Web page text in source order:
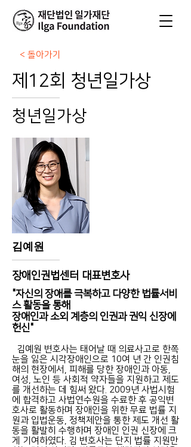
< 돌아가기
제12회 청년일가상
청년일가상
김예원
장애인권법센터 대표변호사
"자신의 장애를 극복하고 다양한 법률서비
스 활동을 통해
장애인과 소외 계층의 인권과 권익 신장에
헌신"
김예원 변호사는 태어날 때 의료사고로 한쪽
눈을 잃은 시각장애인으로 10여 년 간 인권침
해의 현장에서, 피해를 당한 장애인과 아동,
여성, 노인 등 사회적 약자들을 지원하고 제도
를 개선하는 데 힘써 왔다. 2009년 사법시험
에 합격하고 사법연수원을 수료한 후 공익변
호사로 활동하며 장애인을 위한 무료 법률 지
원과 입법운동, 정책제안을 통한 제도 개선 활
동을 활발히 수행하며 장애인 인권 신장에 크
게 기여하였다. 김 변호사는 단지 법률 지원만